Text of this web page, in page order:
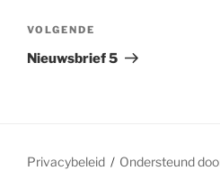
Volgend
bericht
VOLGENDE
Nieuwsbrief 5
Privacybeleid Ondersteund